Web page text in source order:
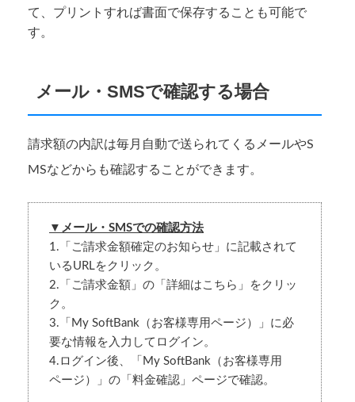
て、プリントすれば書面で保存することも可能で
す。
メール・SMSで確認する場合
請求額の内訳は毎月自動で送られてくるメールやS
MSなどからも確認することができます。
▼メール・SMSでの確認方法
1.「ご請求金額確定のお知らせ」に記載されて
いるURLをクリック。
2.「ご請求金額」の「詳細はこちら」をクリッ
ク。
3.「My SoftBank（お客様専用ページ）」に必
要な情報を入力してログイン。
4.ログイン後、「My SoftBank（お客様専用
ページ）」の「料金確認」ページで確認。